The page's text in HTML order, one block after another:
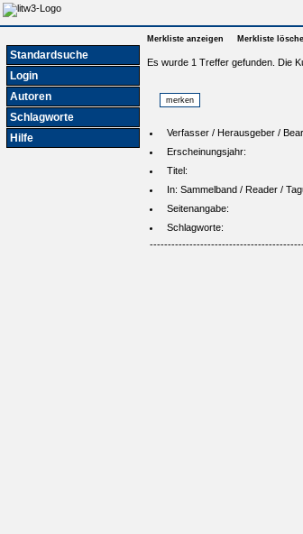
Standardsuche
Login
Autoren
Schlagworte
Hilfe
Merkliste anzeigen Merkliste
Es wurde 1 Treffer gefunden. Die
Verfasser / Herausgeber /
Erscheinungsjahr:
Titel:
In: Sammelband / Reader /
Seitenangabe:
Schlagworte: